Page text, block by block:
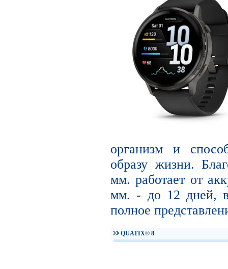
организм и
образу жизни.
мм. работает от
мм. - до 12 дней,
полное
QUATIX® 8